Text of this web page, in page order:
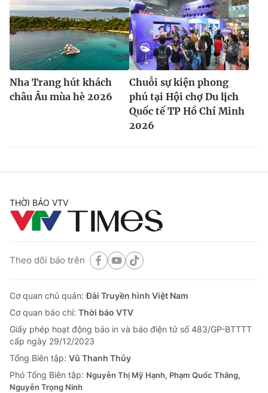
Nha Trang hút khách
châu Âu mùa hè 2026
Chuỗi sự kiện phong
phú tại Hội chợ Du lịch
Quốc tế TP Hồ Chí Minh
2026
THỜI BÁO VTV
Theo dõi báo trên
Cơ quan chủ quản:Đài Truyền hình Việt Nam
Cơ quan báo chí: Thời báo VTV
Giấy phép hoạt động báo in và báo điện tử số 483/GP-BTTTT
cấp ngày 29/12/2023
Tổng Biên tập: Vũ Thanh Thủy
Phó Tổng Biên tập: Nguyễn Thị Mỹ Hạnh, Phạm Quốc Thắng,
Nguyễn Trọng Ninh